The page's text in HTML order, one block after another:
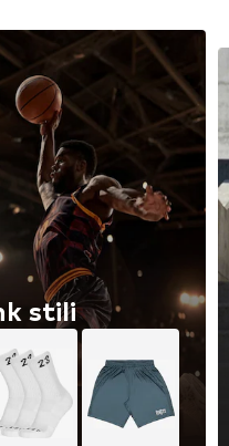
stili